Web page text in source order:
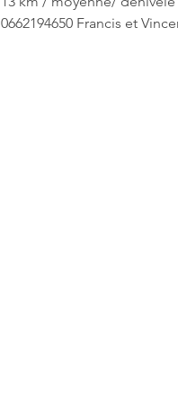
0662194650 Francis et